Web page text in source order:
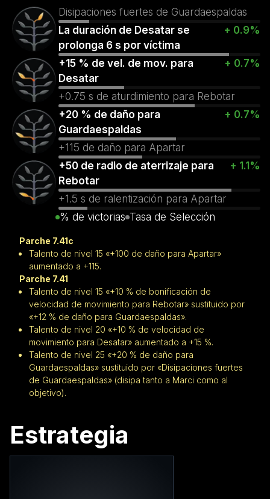
Disipaciones fuertes de Guardaespaldas
La duración de Desatar se
prolonga 6 s por víctima
+ 0.9%
+15 % de vel. de mov. para
Desatar
+ 0.7%
+0.75 s de aturdimiento para Rebotar
+20 % de daño para
Guardaespaldas
+ 0.7%
+115 de daño para Apartar
+50 de radio de aterrizaje para
Rebotar
+ 1.1%
+1.5 s de ralentización para Apartar
% de victorias Tasa de Selección
Parche 7.41c
Talento de nivel 15 «+100 de daño para Apartar»
aumentado a +115.
Parche 7.41
Talento de nivel 15 «+10 % de bonificación de
velocidad de movimiento para Rebotar» sustituido por
«+12 % de daño para Guardaespaldas».
Talento de nivel 20 «+10 % de velocidad de
movimiento para Desatar» aumentado a +15 %.
Talento de nivel 25 «+20 % de daño para
Guardaespaldas» sustituido por «Disipaciones fuertes
de Guardaespaldas» (disipa tanto a Marci como al
objetivo).
Estrategia